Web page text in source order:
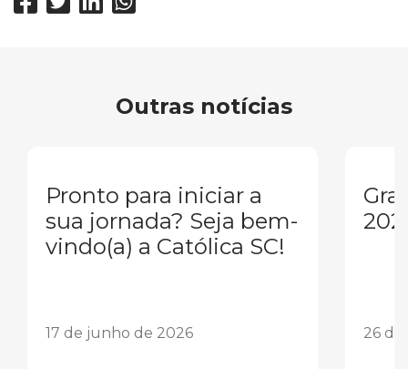
Outras notícias
Pronto para iniciar a
sua jornada? Seja bem-
vindo(a) a Católica SC!
17 de junho de 2026 26 de